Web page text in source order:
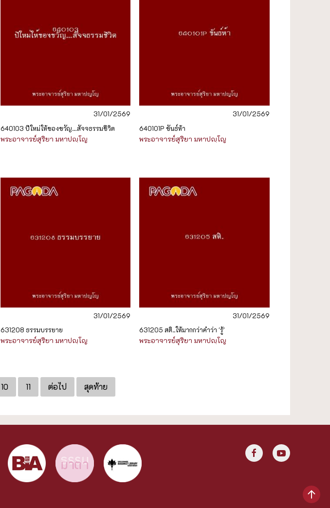
31/01/2569
640103 ปีใหม่ให้ของขวัญ…สัจจธรรมชีวิต
พระอาจารย์สุริยา มหาปญฺโญ
31/01/2569
640101P ขันธ์ห้า
พระอาจารย์สุริยา มหาปญฺโญ
31/01/2569
631208 ธรรมบรรยาย
พระอาจารย์สุริยา มหาปญฺโญ
31/01/2569
631205 สติ..ให้มากกว่าคำว่า 'รู้'
พระอาจารย์สุริยา มหาปญฺโญ
10 11 ต่อไป สุดท้าย